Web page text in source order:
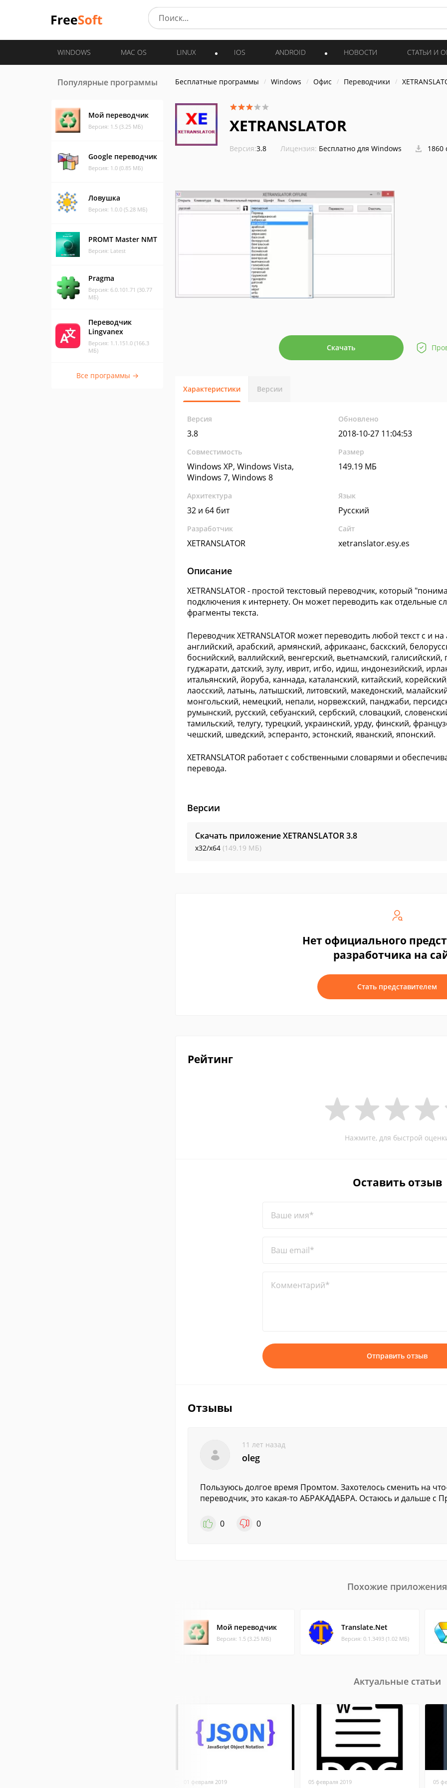
WINDOWS MAC OS LINUX IOS ANDROID НОВОСТИ СТАТЬИ И
Популярные программы
Мой переводчик
Версия: 1.5 (3.25 МБ)
Google переводчик
Версия: 1.0 (0.85 МБ)
Ловушка
Версия: 1.0.0 (5.28 МБ)
PROMT Master NMT
Версия: Latest
Pragma
Версия: 6.0.101.71 (30.77
МБ)
Переводчик
Lingvanex
Версия: 1.1.151.0 (166.3
МБ)
Все программы →
Бесплатные программы Windows Офис Переводчики
XETRANSLATOR
Версия:3.8 Лицензия: Бесплатно для Windows 1860
Скачать
Характеристики Версии
Версия
3.8
Обновлено
2018-10-27 11:04:53
Совместимость
Windows XP, Windows Vista,
Windows 7, Windows 8
Размер
149.19 МБ
Архитектура
32 и 64 бит
Язык
Русский
Разработчик
XETRANSLATOR
Сайт
xetranslator.esy.es
Описание
XETRANSLATOR - простой текстовый переводчик, который
подключения к интернету. Он может переводить как отдельные
фрагменты текста.
Переводчик XETRANSLATOR может переводить любой текст с и
английский, арабский, армянский, африкаанс, баскский,
боснийский, валлийский, венгерский, вьетнамский, галисийский,
гуджарати, датский, зулу, иврит, игбо, идиш, индонезийский,
итальянский, йоруба, каннада, каталанский, китайский,
лаосский, латынь, латышский, литовский, македонский,
монгольский, немецкий, непали, норвежский, панджаби,
румынский, русский, себуанский, сербский, словацкий,
тамильский, телугу, турецкий, украинский, урду, финский,
чешский, шведский, эсперанто, эстонский, яванский, японский.
XETRANSLATOR работает с собственными словарями и
перевода.
Версии
Скачать приложение XETRANSLATOR3.8
x32/x64 (149.19 МБ)
Нет официального
разработчика на
Стать представителем
Рейтинг
Нажмите, для быстрой
Оставить отзыв
Ваше имя*
Ваш email*
Комментарий*
Отправить отзыв
Отзывы
11 лет назад
oleg
Пользуюсь долгое время Промтом. Захотелось сменить на
переводчик, это какая-то АБРАКАДАБРА. Остаюсь и дальше с
0 0
Похожие приложения
Мой переводчик
Версия: 1.5 (3.25 МБ)
Translate.Net
Версия: 0.1.3493 (1.02 МБ)
Актуальные статьи
01 февраля 2019 05 февраля 2019 05